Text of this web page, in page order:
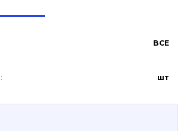
BCE
шт